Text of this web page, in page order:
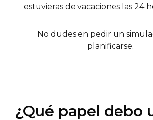
estuvieras de vacaciones las 24
No dudes en pedir un
planificarse.
¿Qué papel debo